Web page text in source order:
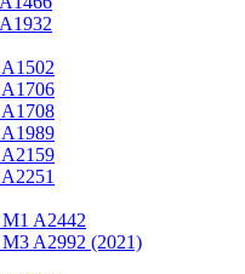
A2442
A2992 (2021)